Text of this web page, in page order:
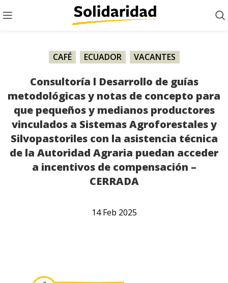
CAFÉ ECUADOR VACANTES
Consultoría l Desarrollo de guías
metodológicas y notas de concepto para
que pequeños y medianos productores
vinculados a Sistemas Agroforestales y
Silvopastoriles con la asistencia técnica
de la Autoridad Agraria puedan acceder
a incentivos de compensación –
CERRADA
14Feb 2025